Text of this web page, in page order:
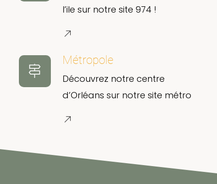
l’ile sur notre site 974 !
Métropole
Découvrez notre centre
d’Orléans sur notre site métro